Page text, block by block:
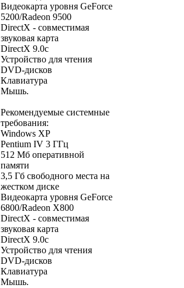
Видеокарта уровня GeForce
5200/Radeon 9500
DirectX - совместимая
звуковая карта
DirectX 9.0c
Устройство для чтения
DVD-дисков
Клавиатура
Мышь.
Рекомендуемые системные
требования:
Windows XP
Pentium IV 3 ГГц
512 Мб оперативной
памяти
3,5 Гб свободного места на
жестком диске
Видеокарта уровня GeForce
6800/Radeon X800
DirectX - совместимая
звуковая карта
DirectX 9.0c
Устройство для чтения
DVD-дисков
Клавиатура
Мышь.